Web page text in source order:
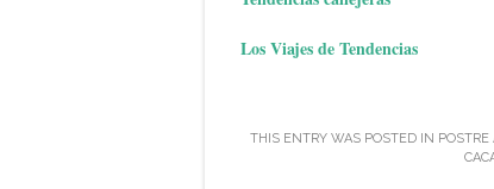
Los Viajes de Tendencias
THIS ENTRY WAS POSTED IN POSTRE